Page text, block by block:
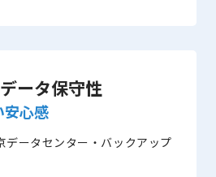
ータ保守性
安心感
データセンター・バックアップ